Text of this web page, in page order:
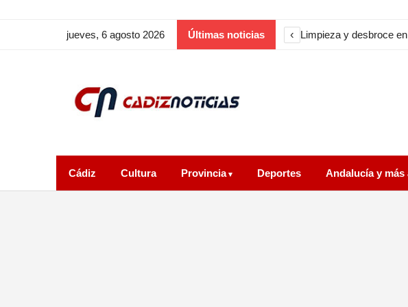
jueves, 6 agosto 2026 Últimas noticias ‹ El paro en Sanlúcar en
Cádiz Cultura Provincia Deportes Andalucía y más